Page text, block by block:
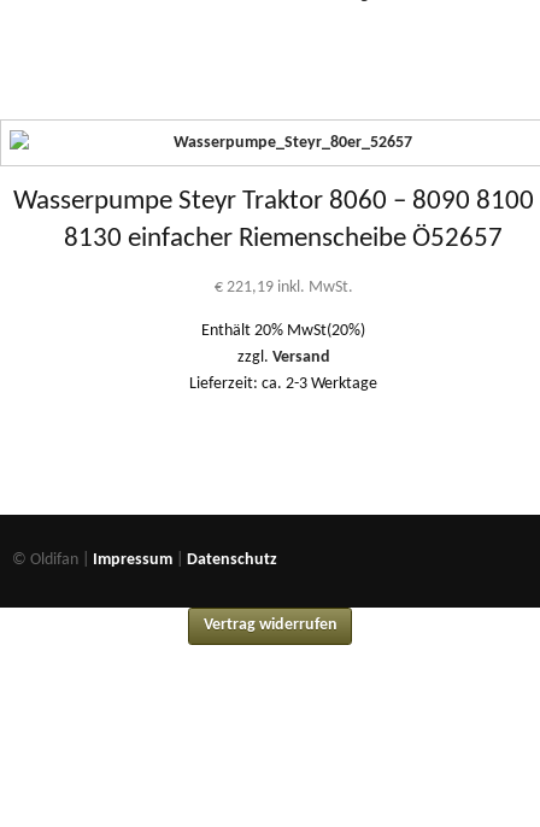
Wasserpumpe Steyr Traktor 8060 – 8090 8100
8130 einfacher Riemenscheibe Ö52657
€221,19 inkl. MwSt.
Enthält 20% MwSt(20%)
zzgl. Versand
Lieferzeit: ca. 2-3 Werktage
© Oldifan | Impressum Datenschutz
Vertrag widerrufen